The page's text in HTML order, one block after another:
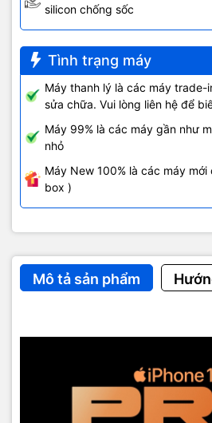
silicon chống sốc
Tình trạng máy
Máy thanh lý là các máy trade-
sửa chữa. Vui lòng liên hệ để
Máy 99% là các máy gần như
nhỏ
Máy New 100% là các máy
box )
Mô tả sản phẩm
Đánh dấu cuộc cách tân mạnh mẽ về
ra mắt với khung nhôm nguyên khối
cạnh đó, iPhone 17 Pro Max còn sở
và hệ thống 3 camera Fusion 48MP
nhất từ trước đến nay trên dòng
việc, giải trí và sáng tạo nội dung.